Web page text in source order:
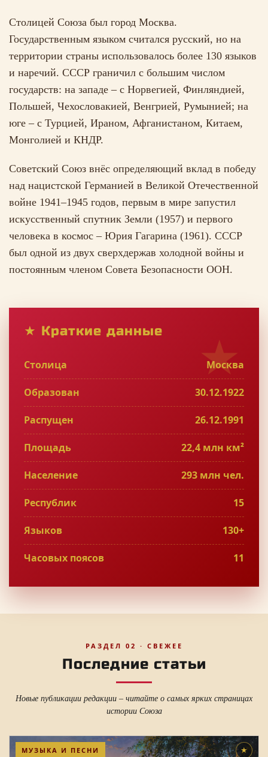
Столицей Союза был город Москва.
Государственным языком считался русский, но на
территории страны использовалось более 130 языков
и наречий. СССР граничил с большим числом
государств: на западе – с Норвегией, Финляндией,
Польшей, Чехословакией, Венгрией, Румынией; на
юге – с Турцией, Ираном, Афганистаном, Китаем,
Монголией и КНДР.
Советский Союз внёс определяющий вклад в победу
над нацистской Германией в Великой Отечественной
войне 1941–1945 годов, первым в мире запустил
искусственный спутник Земли (1957) и первого
человека в космос – Юрия Гагарина (1961). СССР
был одной из двух сверхдержав холодной войны и
постоянным членом Совета Безопасности ООН.
★ Краткие данные
Столица Москва
Образован 30.12.1922
Распущен 26.12.1991
Площадь 22,4 млн км²
Население 293 млн чел.
Республик 15
Языков 130+
Часовых поясов 11
РАЗДЕЛ 02 · СВЕЖЕЕ
Последние статьи
Новые публикации редакции – читайте о самых ярких страницах
истории Союза
МУЗЫКА И ПЕСНИ ★